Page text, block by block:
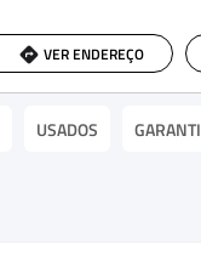
VER ENDEREÇO
USADOS